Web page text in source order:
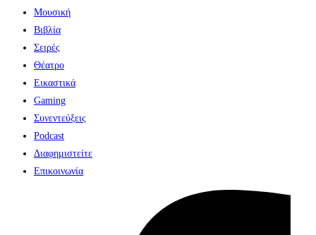
Μουσική
Βιβλία
Σειρές
Θέατρο
Εικαστικά
Gaming
Συνεντεύξεις
Podcast
Διαφημιστείτε
Επικοινωνία